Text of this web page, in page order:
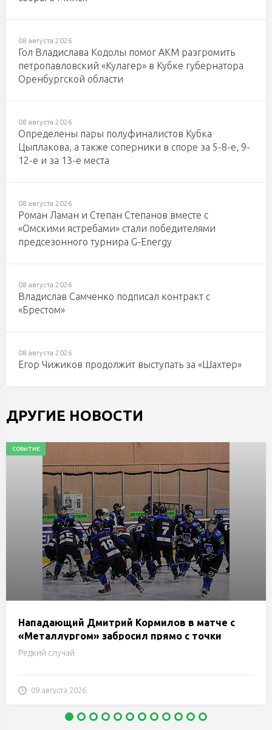
08 августа 2026
Гол Владислава Кодолы помог АКМ разгромить
петропавловский «Кулагер» в Кубке губернатора
Оренбургской области
08 августа 2026
Определены пары полуфиналистов Кубка
Цыплакова, а также соперники в споре за 5-8-е, 9-
12-е и за 13-е места
08 августа 2026
Роман Ламан и Степан Степанов вместе с
«Омскими ястребами» стали победителями
предсезонного турнира G-Energy
08 августа 2026
Владислав Самченко подписал контракт с
«Брестом»
08 августа 2026
Егор Чижиков продолжит выступать за «Шахтер»
ДРУГИЕ НОВОСТИ
СОБЫТИЕ
Нападающий Дмитрий Кормилов в матче с
«Металлургом» забросил прямо с точки
вбрасывания
Редкий случай.
09 августа 2026